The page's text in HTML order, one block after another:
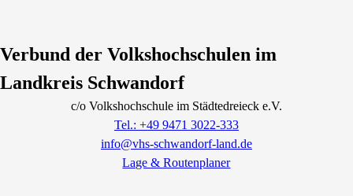
Verbund der Volkshochschulen im
Landkreis Schwandorf
c/o Volkshochschule im Städtedreieck e.V.
Tel.: +49 9471 3022-333
info@vhs-schwandorf-land.de
Lage & Routenplaner